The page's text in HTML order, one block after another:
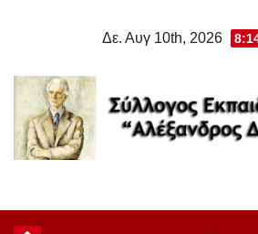
Δε. Αυγ 10th, 2026